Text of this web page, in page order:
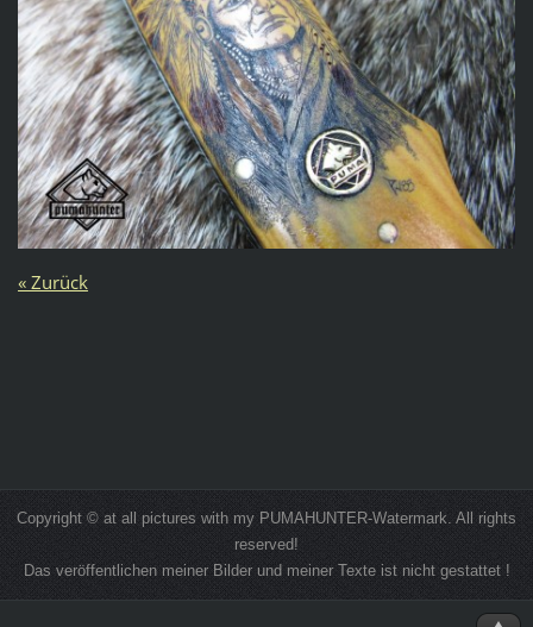
« Zurück
Copyright © at all pictures with my PUMAHUNTER-Watermark. All rights
reserved!
Das veröffentlichen meiner Bilder und meiner Texte ist nicht gestattet !